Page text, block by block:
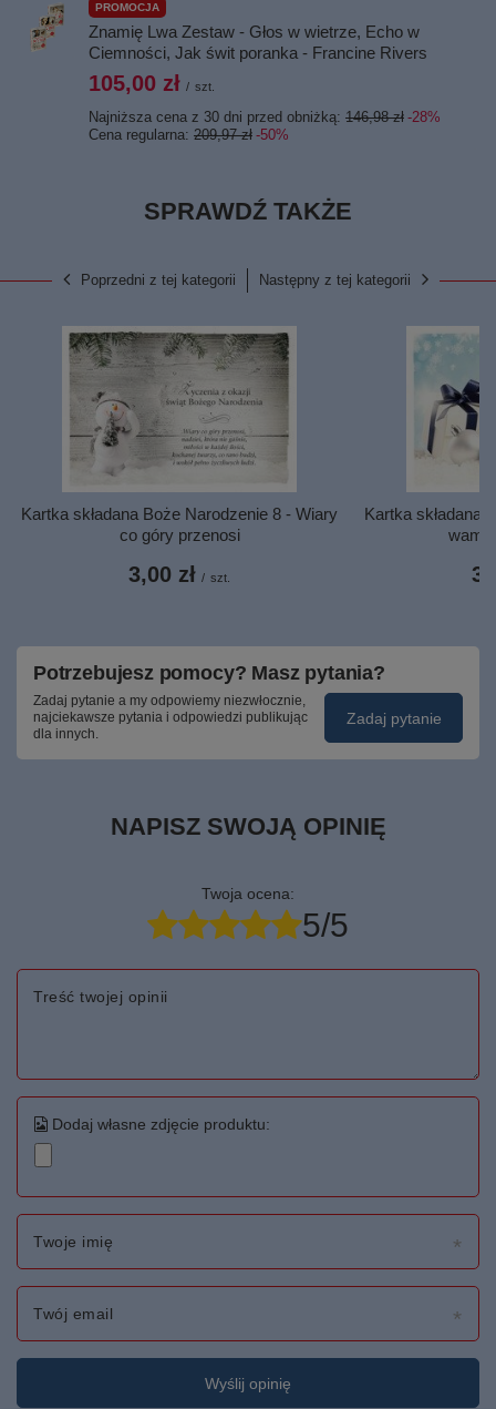
PROMOCJA
Znamię Lwa Zestaw - Głos w wietrze, Echo w
Ciemności, Jak świt poranka - Francine Rivers
105,00 zł / szt.
Najniższa cena z 30 dni przed obniżką: 146,98 zł -28%
Cena regularna: 209,97 zł -50%
SPRAWDŹ TAKŻE
Poprzedni z tej kategorii Następny z tej kategorii
Kartka składana Boże Narodzenie 8 - Wiary
co góry przenosi
3,00 zł / szt.
Kartka składana
wam
Potrzebujesz pomocy? Masz pytania?
Zadaj pytanie a my odpowiemy niezwłocznie,
najciekawsze pytania i odpowiedzi publikując
dla innych.
Zadaj pytanie
NAPISZ SWOJĄ OPINIĘ
Twoja ocena:
5/5
Treść twojej opinii
Dodaj własne zdjęcie produktu:
Twoje imię
Twój email
Wyślij opinię